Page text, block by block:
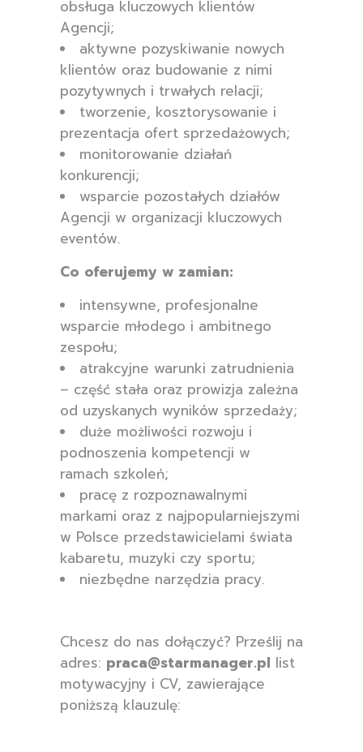
obsługa kluczowych klientów
Agencji;
aktywne pozyskiwanie nowych
klientów oraz budowanie z nimi
pozytywnych i trwałych relacji;
tworzenie, kosztorysowanie i
prezentacja ofert sprzedażowych;
monitorowanie działań
konkurencji;
wsparcie pozostałych działów
Agencji w organizacji kluczowych
eventów.
Co oferujemy w zamian:
intensywne, profesjonalne
wsparcie młodego i ambitnego
zespołu;
atrakcyjne warunki zatrudnienia
– część stała oraz prowizja zależna
od uzyskanych wyników sprzedaży;
duże możliwości rozwoju i
podnoszenia kompetencji w
ramach szkoleń;
pracę z rozpoznawalnymi
markami oraz z najpopularniejszymi
w Polsce przedstawicielami świata
kabaretu, muzyki czy sportu;
niezbędne narzędzia pracy.
Chcesz do nas dołączyć? Prześlij na
adres: praca@starmanager.pl list
motywacyjny i CV, zawierające
poniższą klauzulę: